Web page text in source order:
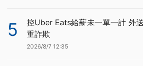
5
控Uber Eats給薪未一單一計 外
重詐欺
2026/8/7 12:35